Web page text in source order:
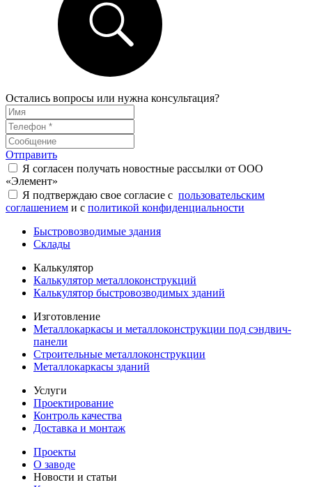
Остались вопросы или нужна консультация?
Отправить
Я согласен получать новостные рассылки от ООО
«Элемент»
Я подтверждаю свое согласие с пользовательским
соглашением и с политикой конфиденциальности
Быстровозводимые здания
Склады
Калькулятор
Калькулятор металлоконструкций
Калькулятор быстровозводимых зданий
Изготовление
Металлокаркасы и металлоконструкции под сэндвич-
панели
Строительные металлоконструкции
Металлокаркасы зданий
Услуги
Проектирование
Контроль качества
Доставка и монтаж
Проекты
О заводе
Новости и статьи